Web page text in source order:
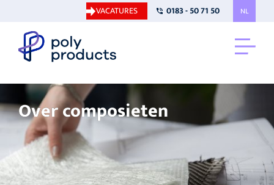
VACATURES 0183 - 50 71 50 NL
Over composieten